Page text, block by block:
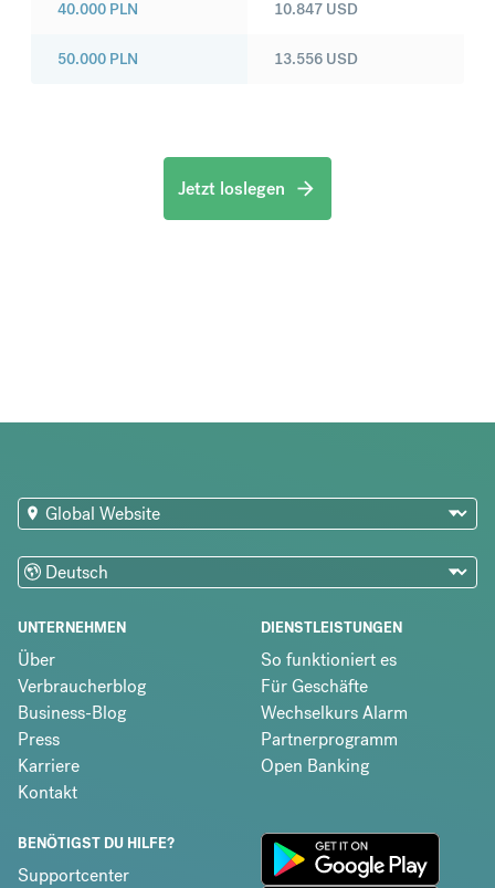
40.000 PLN
50.000 PLN
10.847 USD
13.556 USD
Jetzt loslegen
UNTERNEHMEN
Über
Verbraucherblog
Business-Blog
Press
Karriere
Kontakt
DIENSTLEISTUNGEN
So funktioniert es
Für Geschäfte
Wechselkurs Alarm
Partnerprogramm
Open Banking
BENÖTIGST DU HILFE?
Supportcenter